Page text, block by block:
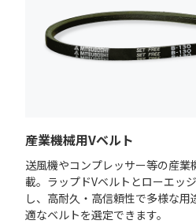
産業機械用Vベルト
送風機やコンプレッサー等の産業
載。ラップドVベルトとローエッ
し、高耐久・高信頼性で多様な
適なベルトを選定できます。